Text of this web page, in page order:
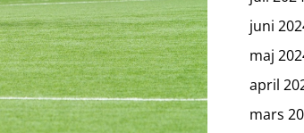
juni
maj
april
mars